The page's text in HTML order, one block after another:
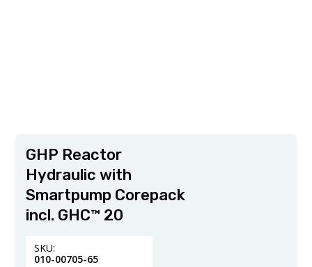
GHP Reactor
Hydraulic with
Smartpump Corepack
incl. GHC™ 20
SKU:
010-00705-65